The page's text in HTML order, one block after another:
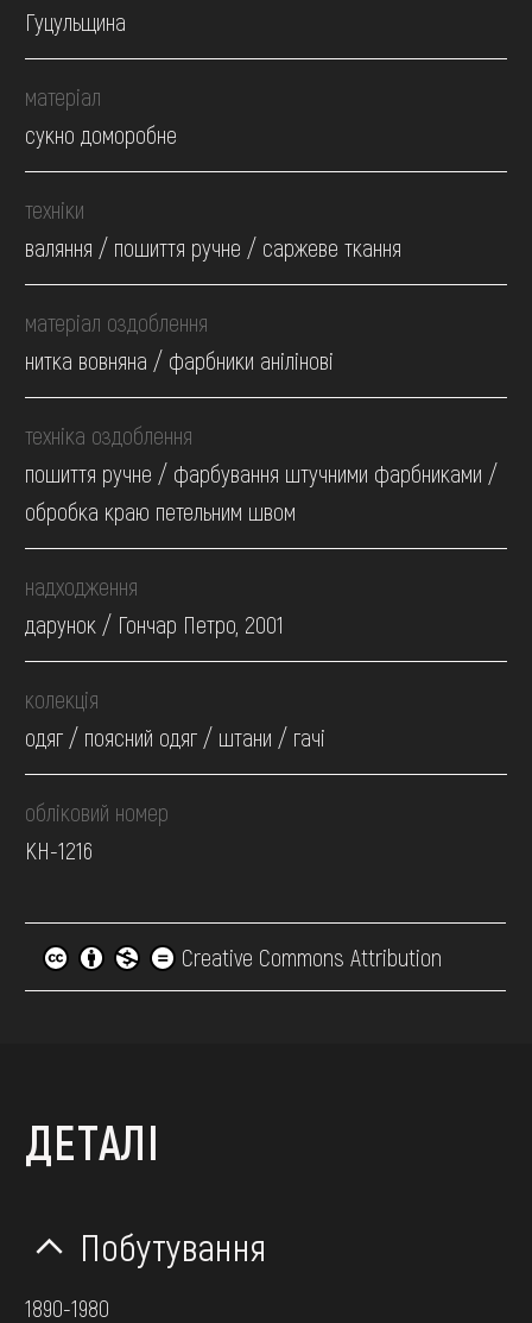
Гуцульщина
матеріал
сукно доморобне
техніки
валяння / пошиття ручне / саржеве ткання
матеріал оздоблення
нитка вовняна / фарбники анілінові
техніка оздоблення
пошиття ручне / фарбування штучними фарбниками /
обробка краю петельним швом
надходження
дарунок / Гончар Петро, 2001
колекція
одяг / поясний одяг / штани / гачі
обліковий номер
КН-1216
Creative Commons Attribution
ДЕТАЛІ
Побутування
1890-1980